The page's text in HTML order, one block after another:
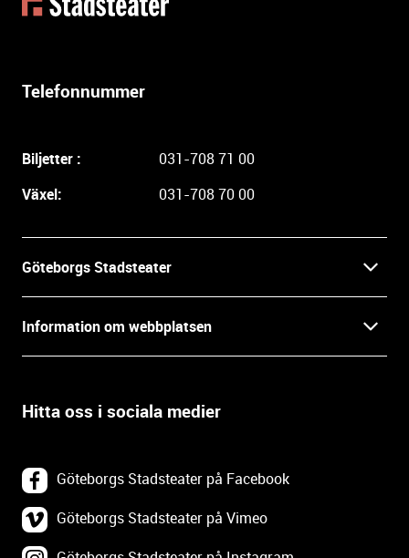
Telefonnummer
Biljetter :
031-708 71 00
Växel:
031-708 70 00
Göteborgs Stadsteater
Press
Öppettider
Backa Teater
Information om webbplatsen
Villkor och integritet
Om webbplatsen
Tillgänglighetsredogörelse
Hitta oss i sociala medier
Göteborgs Stadsteater på Facebook
Göteborgs Stadsteater på Vimeo